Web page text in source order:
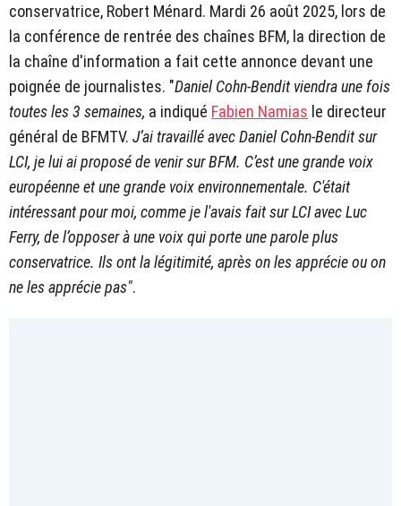
conservatrice, Robert Ménard. Mardi 26 août 2025, lors de
la conférence de rentrée des chaînes BFM, la direction de
la chaîne d'information a fait cette annonce devant une
poignée de journalistes. "Daniel Cohn-Bendit viendra une fois
toutes les 3 semaines, a indiqué Fabien Namias le directeur
général de BFMTV. J’ai travaillé avec Daniel Cohn-Bendit sur
LCI, je lui ai proposé de venir sur BFM. C’est une grande voix
européenne et une grande voix environnementale. C'était
intéressant pour moi, comme je l'avais fait sur LCI avec Luc
Ferry, de l’opposer à une voix qui porte une parole plus
conservatrice. Ils ont la légitimité, après on les apprécie ou on
ne les apprécie pas".